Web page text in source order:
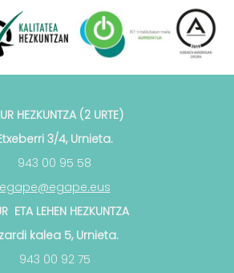
HEZKUNTZA (2 URTE)
3/4, Urnieta.
943 00 95 58
egape@egape.eus
ETA LEHEN HEZKUNTZA
kalea 5, Urnieta.
943 00 92 75